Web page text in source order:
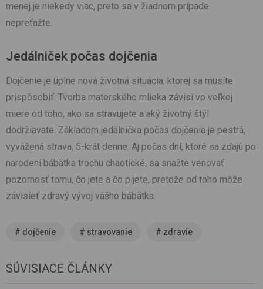
menej je niekedy viac, preto sa v žiadnom prípade
nepreťažte.
Jedálniček počas dojčenia
Dojčenie je úplne nová životná situácia, ktorej sa musíte
prispôsobiť. Tvorba materského mlieka závisí vo veľkej
miere od toho, ako sa stravujete a aký životný štýl
dodržiavate. Základom jedálnička počas dojčenia je pestrá,
vyvážená strava, 5-krát denne. Aj počas dní, ktoré sa zdajú po
narodení bábätka trochu chaotické, sa snažte venovať
pozornosť tomu, čo jete a čo pijete, pretože od toho môže
závisieť zdravý vývoj vášho bábätka.
# dojčenie # stravovanie # zdravie
SÚVISIACE ČLÁNKY